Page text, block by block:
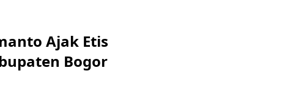
Ajak Etis
Bogor